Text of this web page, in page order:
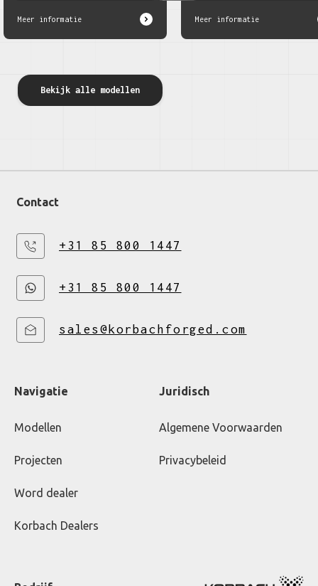
Meer informatie Meer informatie
Bekijk alle modellen
Contact
+31 85 800 1447
+31 85 800 1447
sales@korbachforged.com
Navigatie
Modellen
Projecten
Word dealer
Korbach Dealers
Juridisch
Algemene Voorwaarden
Privacybeleid